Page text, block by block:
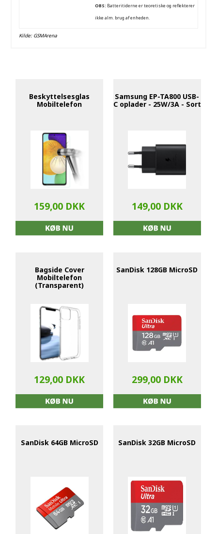
OBS: Batteritiderne er teoretiske og reflekterer
ikke alm. brug af enheden.
Kilde: GSMArena
Beskyttelsesglas
Mobiltelefon
159,00 DKK
Samsung EP-TA800 USB-
C oplader - 25W/3A - Sort
149,00 DKK
Bagside Cover
Mobiltelefon
(Transparent)
129,00 DKK
SanDisk 128GB MicroSD
299,00 DKK
SanDisk 64GB MicroSD SanDisk 32GB MicroSD